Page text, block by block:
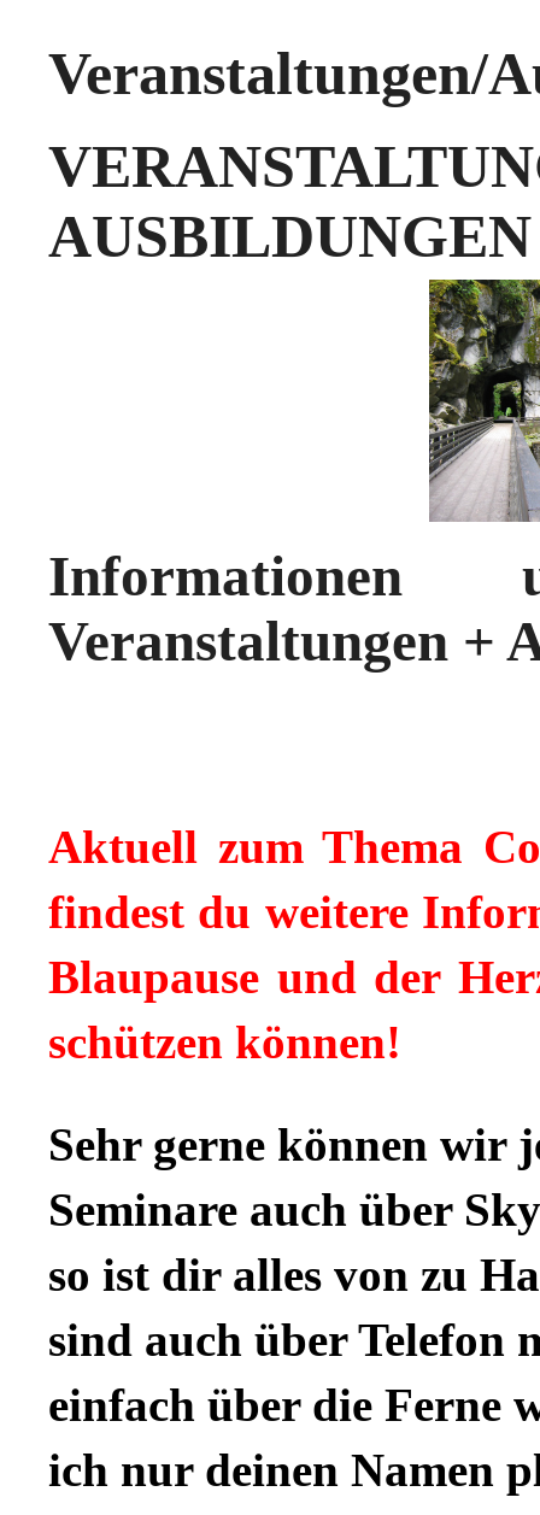
Veranstaltungen/
AUSBILDUNGEN
Veranstaltungen +
Aktuell zum Thema
findest du weitere
Blaupause und der
schützen können!
Sehr gerne können wir
Seminare auch über
so ist dir alles von zu
sind auch über Telefon
einfach über die Ferne
ich nur deinen Namen